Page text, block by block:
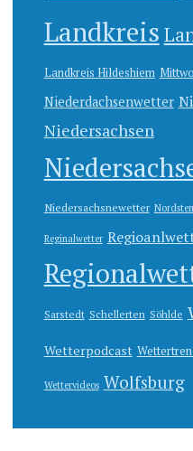
Landkreis
Landkreis Hildeshiem
Niederdachsenwetter
Niedersachsen
Niedersachsnewetter
Reginalwetter
Sarstedt Schellerten Söhlde
Wetterpodcast
Wettervideos Wolfsburg